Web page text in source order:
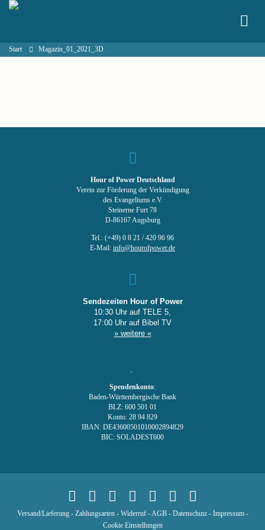
Start Magazin_01_2021_3D
Hour of Power Deutschland
Verein zur Förderung der Verkündigung
des Evangeliums e.V.
Steinerne Furt 78
D-86167 Augsburg
Tel.: (+49) 0 8 21 / 420 96 96
E-Mail: info@hourofpower.de
Sendezeiten Hour of Power
10:30 Uhr auf TELE 5,
17:00 Uhr auf Bibel TV
» weitere «
Spendenkonto:
Baden-Württembergische Bank
BLZ: 600 501 01
Konto: 28 94 829
IBAN: DE43600501010002894829
BIC: SOLADEST600
Versand/Lieferung- Zahlungsarten- Widerruf-AGB- Datenschutz- Impressum-
Cookie Einstellungen